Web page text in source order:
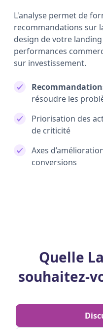
L'analyse permet de
recommandations sur
design de votre
performances
sur investissement.
résoudre les
Priorisation des
de criticité
Axes
conversions
Quelle
souhaitez-